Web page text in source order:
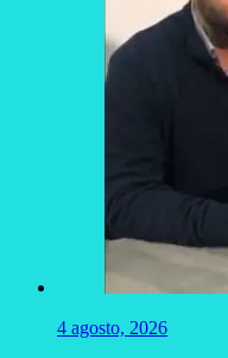
4 agosto, 2026